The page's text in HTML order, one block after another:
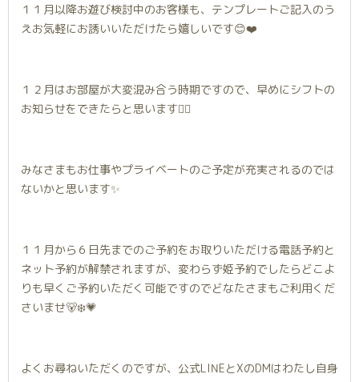
１１月以降お遊び検討中のお客様も、テンプレートご記入のう
えお気軽にお誘いいただけたら嬉しいです😊❤️
１２月はお部屋が大変混み合う時期ですので、早めにシフトの
お知らせをできたらと思います🙇‍♀️
みなさまもお仕事やプライベートのご予定が充実されるのでは
ないかと思います✨
１１月から６日先までのご予約をお取りいただける電話予約と
ネット予約が解禁されますが、変わらず姫予約でしたらどこよ
りも早くご予約いただく可能ですのでどなたさまもご利用くだ
さいませ🐻‍❄️💗
よくお尋ねいただくのですが、公式LINEとXのDMはわたし自身